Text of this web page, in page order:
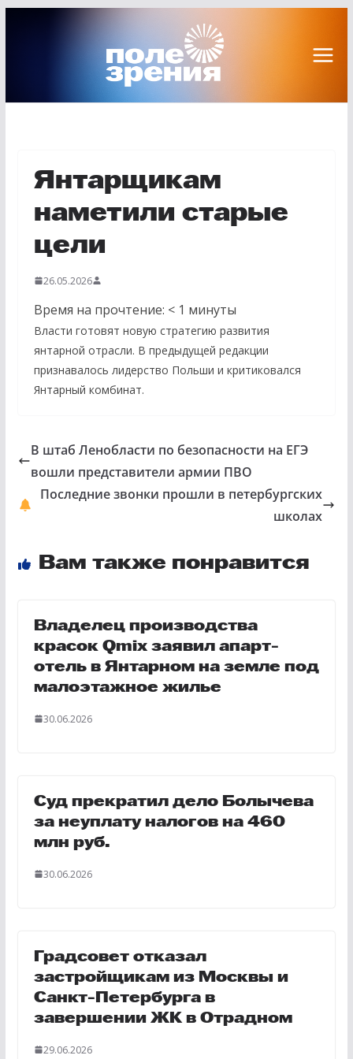
Янтарщикам
наметили старые
цели
26.05.2026
Время на прочтение: < 1 минуты
Власти готовят новую стратегию развития
янтарной отрасли. В предыдущей редакции
признавалось лидерство Польши и критиковался
Янтарный комбинат.
В штаб Ленобласти по безопасности на ЕГЭ
вошли представители армии ПВО
Последние звонки прошли в петербургских
школах
Вам также понравится
Владелец производства
красок Qmix заявил апарт-
отель в Янтарном на земле под
малоэтажное жилье
30.06.2026
Суд прекратил дело Болычева
за неуплату налогов на 460
млн руб.
30.06.2026
Градсовет отказал
застройщикам из Москвы и
Санкт-Петербурга в
завершении ЖК в Отрадном
29.06.2026